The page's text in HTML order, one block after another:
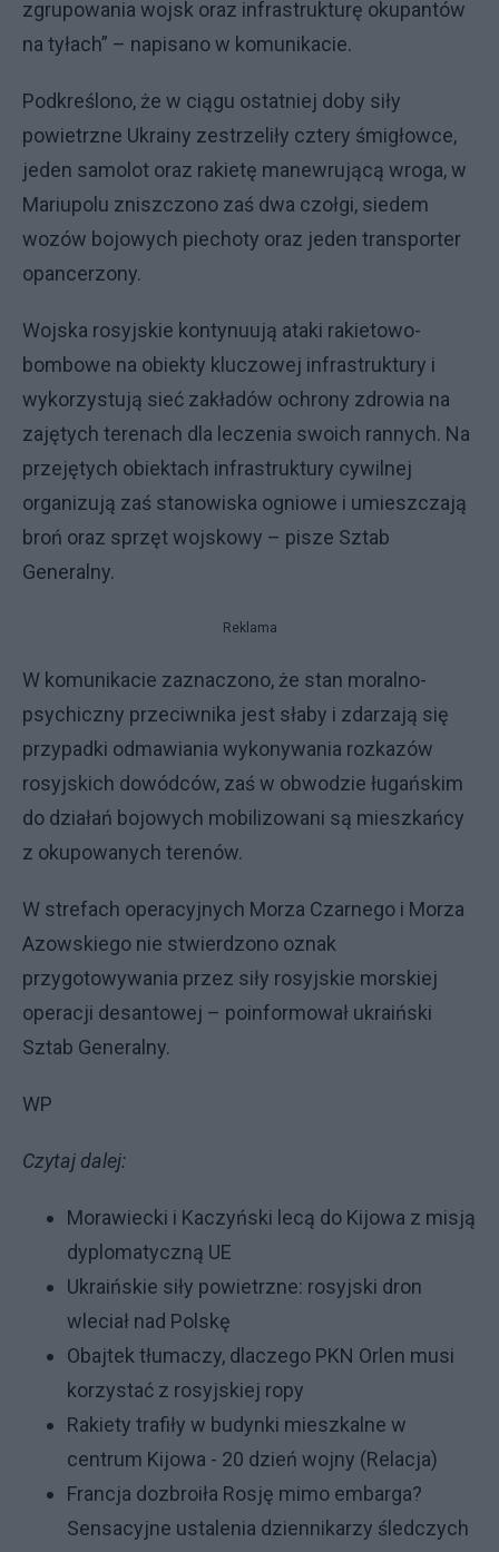
zgrupowania wojsk oraz infrastrukturę okupantów
na tyłach” – napisano w komunikacie.
Podkreślono, że w ciągu ostatniej doby siły
powietrzne Ukrainy zestrzeliły cztery śmigłowce,
jeden samolot oraz rakietę manewrującą wroga, w
Mariupolu zniszczono zaś dwa czołgi, siedem
wozów bojowych piechoty oraz jeden transporter
opancerzony.
Wojska rosyjskie kontynuują ataki rakietowo-
bombowe na obiekty kluczowej infrastruktury i
wykorzystują sieć zakładów ochrony zdrowia na
zajętych terenach dla leczenia swoich rannych. Na
przejętych obiektach infrastruktury cywilnej
organizują zaś stanowiska ogniowe i umieszczają
broń oraz sprzęt wojskowy – pisze Sztab
Generalny.
Reklama
W komunikacie zaznaczono, że stan moralno-
psychiczny przeciwnika jest słaby i zdarzają się
przypadki odmawiania wykonywania rozkazów
rosyjskich dowódców, zaś w obwodzie ługańskim
do działań bojowych mobilizowani są mieszkańcy
z okupowanych terenów.
W strefach operacyjnych Morza Czarnego i Morza
Azowskiego nie stwierdzono oznak
przygotowywania przez siły rosyjskie morskiej
operacji desantowej – poinformował ukraiński
Sztab Generalny.
WP
Czytaj dalej:
Morawiecki i Kaczyński lecą do Kijowa z misją
dyplomatyczną UE
Ukraińskie siły powietrzne: rosyjski dron
wleciał nad Polskę
Obajtek tłumaczy, dlaczego PKN Orlen musi
korzystać z rosyjskiej ropy
Rakiety trafiły w budynki mieszkalne w
centrum Kijowa - 20 dzień wojny (Relacja)
Francja dozbroiła Rosję mimo embarga?
Sensacyjne ustalenia dziennikarzy śledczych